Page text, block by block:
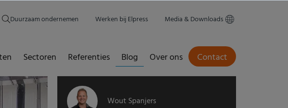
Duurzaam ondernemen Werken bij Elpress Media & Downloads
Sectoren Referenties Blog Over ons Contact
Wout Spanjers